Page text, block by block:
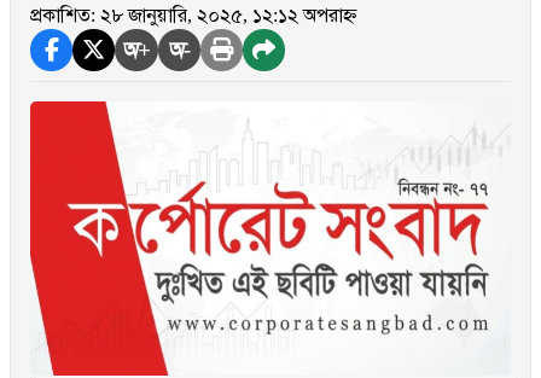
প্রকাশিত: ২৮ জানুয়ারি, ২০২৫, ১২:১২ অপরাহ্ন
অ+ অ-